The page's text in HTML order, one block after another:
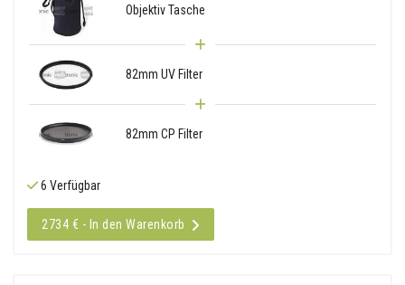
Objektiv Tasche
82mm UV Filter
82mm CP Filter
6 Verfügbar
2734 € - In den Warenkorb